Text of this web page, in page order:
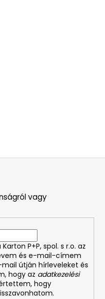
vagy
P+P, spol. s r.o. az
és e-mail-címem
útján hírleveleket és
hogy az adatkezelési
hogy